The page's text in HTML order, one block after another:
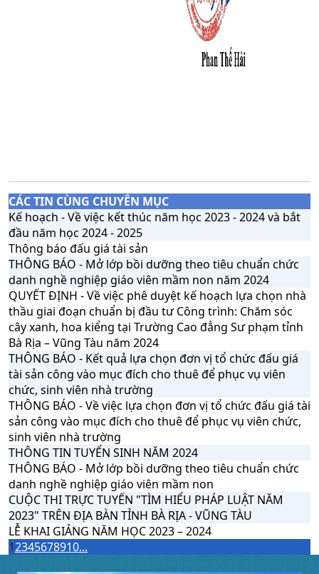
CÁC TIN CÙNG CHUYÊN MỤC
Kế hoạch - Về việc kết thúc năm học 2023 - 2024 và bắt
đầu năm học 2024 - 2025
Thông báo đấu giá tài sản
THÔNG BÁO - Mở lớp bồi dưỡng theo tiêu chuẩn chức
danh nghề nghiệp giáo viên mầm non năm 2024
QUYẾT ĐỊNH - Về việc phê duyệt kế hoạch lựa chọn nhà
thầu giai đoạn chuẩn bị đầu tư Công trình: Chăm sóc
cây xanh, hoa kiểng tại Trường Cao đẳng Sư phạm tỉnh
Bà Rịa – Vũng Tàu năm 2024
THÔNG BÁO - Kết quả lựa chọn đơn vị tổ chức đấu giá
tài sản công vào mục đích cho thuê để phục vụ viên
chức, sinh viên nhà trường
THÔNG BÁO - Về việc lựa chọn đơn vị tổ chức đấu giá tài
sản công vào mục đích cho thuê để phục vụ viên chức,
sinh viên nhà trường
THÔNG TIN TUYỂN SINH NĂM 2024
THÔNG BÁO - Mở lớp bồi dưỡng theo tiêu chuẩn chức
danh nghề nghiệp giáo viên mầm non
CUỘC THI TRỰC TUYẾN "TÌM HIỂU PHÁP LUẬT NĂM
2023" TRÊN ĐỊA BÀN TỈNH BÀ RỊA - VŨNG TÀU
LỄ KHAI GIẢNG NĂM HỌC 2023 – 2024
12345678910...